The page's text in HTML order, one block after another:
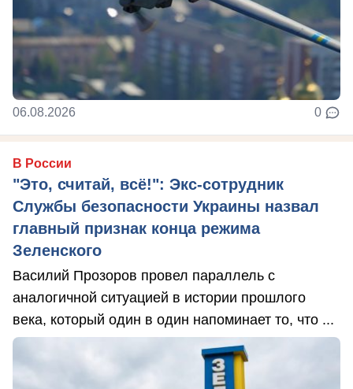
06.08.2026 0
В России
"Это, считай, всё!": Экс-сотрудник
Службы безопасности Украины назвал
главный признак конца режима
Зеленского
Василий Прозоров провел параллель с
аналогичной ситуацией в истории прошлого
века, который один в один напоминает то, что ...